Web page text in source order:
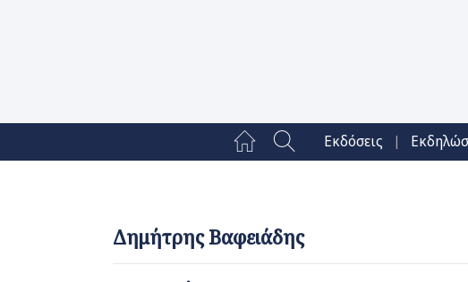
Εκδόσεις |
Δημήτρης Βαφειάδης